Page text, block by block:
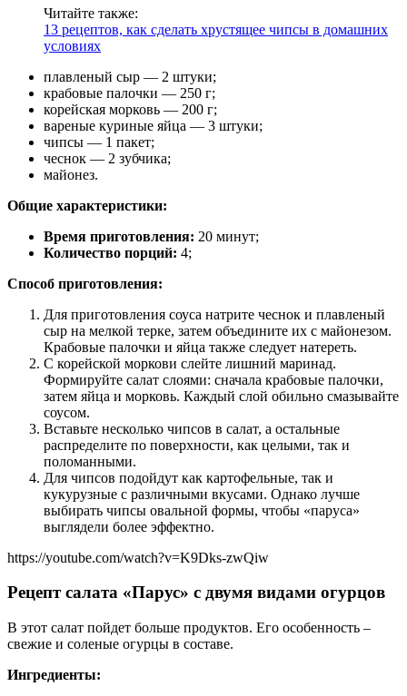
Читайте также:
13 рецептов, как сделать хрустящее чипсы в домашних
условиях
плавленый сыр — 2 штуки;
крабовые палочки — 250 г;
корейская морковь — 200 г;
вареные куриные яйца — 3 штуки;
чипсы — 1 пакет;
чеснок — 2 зубчика;
майонез.
Общие характеристики:
Время приготовления: 20 минут;
Количество порций: 4;
Способ приготовления:
Для приготовления соуса натрите чеснок и плавленый
сыр на мелкой терке, затем объедините их с майонезом.
Крабовые палочки и яйца также следует натереть.
С корейской моркови слейте лишний маринад.
Формируйте салат слоями: сначала крабовые палочки,
затем яйца и морковь. Каждый слой обильно смазывайте
соусом.
Вставьте несколько чипсов в салат, а остальные
распределите по поверхности, как целыми, так и
поломанными.
Для чипсов подойдут как картофельные, так и
кукурузные с различными вкусами. Однако лучше
выбирать чипсы овальной формы, чтобы «паруса»
выглядели более эффектно.
https://youtube.com/watch?v=K9Dks-zwQiw
Рецепт салата «Парус» с двумя видами огурцов
В этот салат пойдет больше продуктов. Его особенность –
свежие и соленые огурцы в составе.
Ингредиенты: